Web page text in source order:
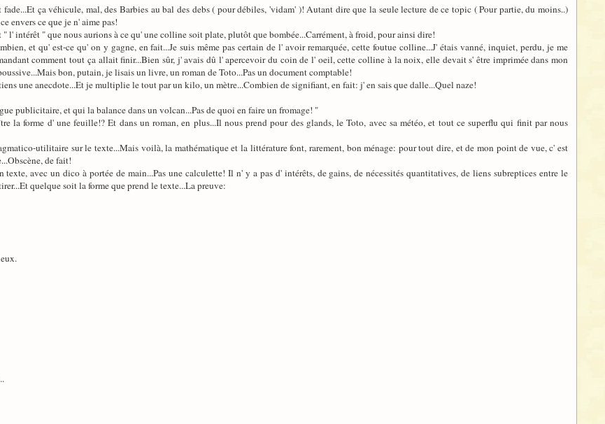
ça véhicule, mal, des Barbies au bal des debs ( pour débiles, 'vidam' )! Autant dire que la seule lecture de ce topic ( Pour partie, du moins..)
envers ce que je n' aime pas!
l' intérêt " que nous aurions à ce qu' une colline soit plate, plutôt que bombée...Carrément, à froid, pour ainsi dire!
et qu' est-ce qu' on y gagne, en fait...Je suis même pas certain de l' avoir remarquée, cette foutue colline...J' étais vanné, inquiet, perdu, je me
comment tout ça allait finir...Bien sûr, j' avais dû l' apercevoir du coin de l' oeil, cette colline à la noix, elle devait s' être imprimée dans mon
bon, putain, je lisais un livre, un roman de Toto...Pas un document comptable!
une anecdote...Et je multiplie le tout par un kilo, un mètre...Combien de signifiant, en fait: j' en sais que dalle...Quel naze!
publicitaire, et qui la balance dans un volcan...Pas de quoi en faire un fromage! "
la forme d' une feuille!? Et dans un roman, en plus...Il nous prend pour des glands, le Toto, avec sa météo, et tout ce superflu qui finit par nous
utilitaire sur le texte...Mais voilà, la mathématique et la littérature font, rarement, bon ménage: pour tout dire, et de mon point de vue, c' est
de fait!
avec un dico à portée de main...Pas une calculette! Il n' y a pas d' intérêts, de gains, de nécessités quantitatives, de liens subreptices entre le
quelque soit la forme que prend le texte...La preuve: